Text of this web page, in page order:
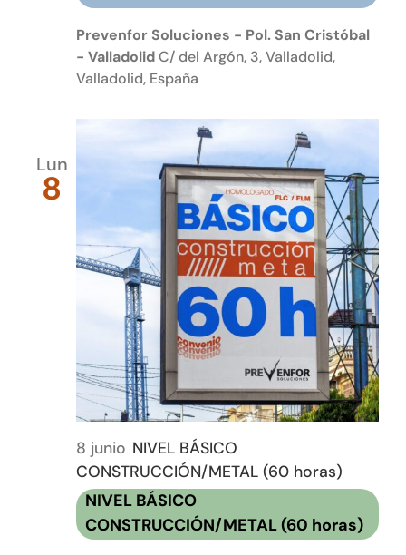
Prevenfor Soluciones - Pol. San Cristóbal
- ValladolidC/ del Argón, 3, Valladolid,
Valladolid, España
Lun
8
8 junio NIVEL BÁSICO
CONSTRUCCIÓN/METAL (60 horas)
NIVEL BÁSICO
CONSTRUCCIÓN/METAL (60 horas)